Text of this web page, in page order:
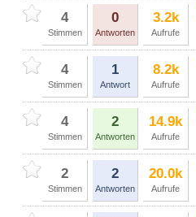
4
Stimmen
0
Antworten
3.2k
Aufrufe
4
Stimmen
1
Antwort
8.2k
Aufrufe
4
Stimmen
2
Antworten
14.9k
Aufrufe
2
Stimmen
2
Antworten
20.0k
Aufrufe